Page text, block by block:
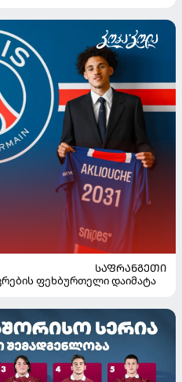
ᲡᲐᲤᲠᲐᲜᲒᲔᲗᲘ
ფეხბურთელი დაიმატა